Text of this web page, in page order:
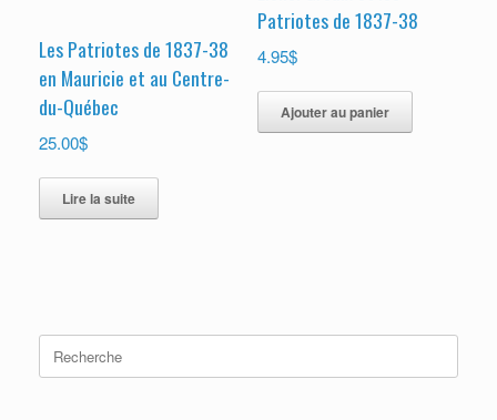
Les Patriotes de 1837-38
en Mauricie et au Centre-
du-Québec
25.00$
Lire la suite
Patriotes de 1837-38
4.95$
Ajouter au panier
Search
for: